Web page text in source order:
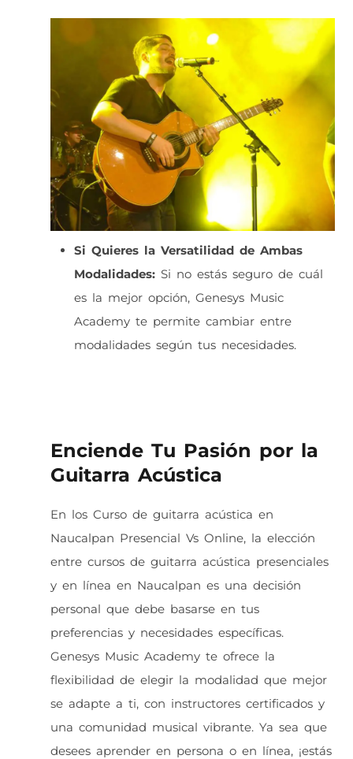
Si Quieres la Versatilidad de Ambas
Modalidades:Si no estás seguro de cuál
es la mejor opción, Genesys Music
Academy te permite cambiar entre
modalidades según tus necesidades.
Enciende Tu Pasión por la
Guitarra Acústica
En los Curso de guitarra acústica en
Naucalpan Presencial Vs Online, la elección
entre cursos de guitarra acústica presenciales
y en línea en Naucalpan es una decisión
personal que debe basarse en tus
preferencias y necesidades específicas.
Genesys Music Academy te ofrece la
flexibilidad de elegir la modalidad que mejor
se adapte a ti, con instructores certificados y
una comunidad musical vibrante. Ya sea que
desees aprender en persona o en línea, ¡estás